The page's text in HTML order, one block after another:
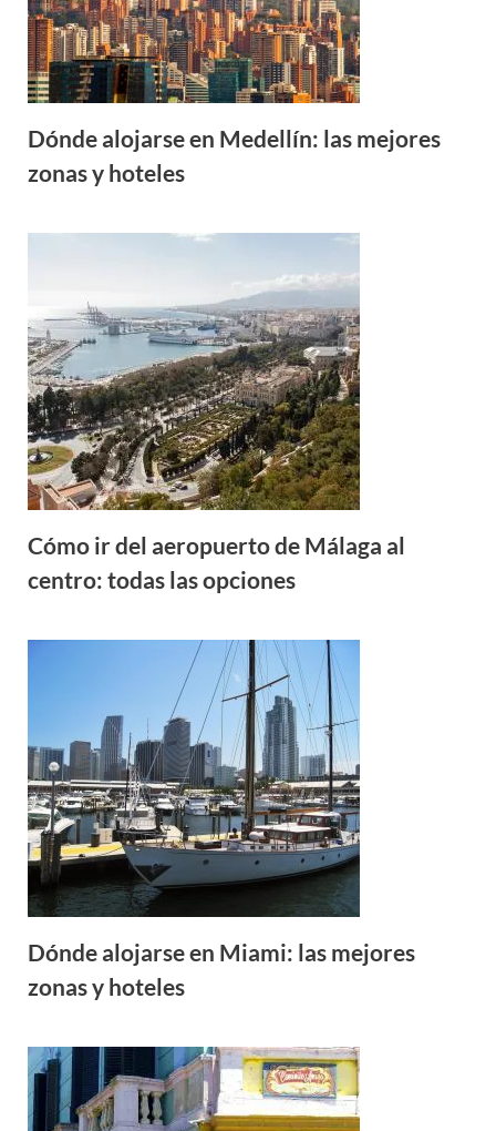
Dónde alojarse en Medellín: las mejores
zonas y hoteles
Cómo ir del aeropuerto de Málaga al
centro: todas las opciones
Dónde alojarse en Miami: las mejores
zonas y hoteles